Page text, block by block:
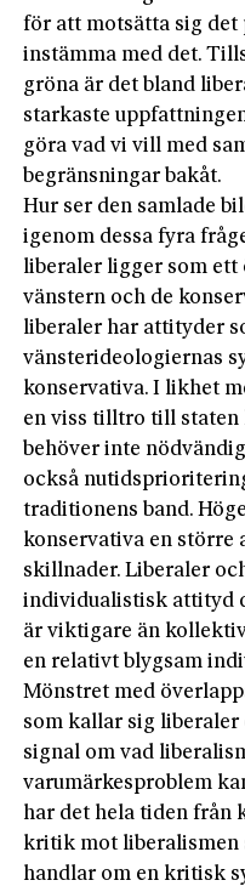
för att motsätta sig det
instämma med det.
gröna är det bland
starkaste
göra vad vi vill med
begränsningar bakåt.
Hur ser den samlade
igenom dessa fyra
liberaler ligger som ett
vänstern och de
liberaler har attityder
vänsterideologiernas
konservativa. I likhet
en viss tilltro till staten
behöver inte
också
traditionens band.
konservativa en större
skillnader. Liberaler
individualistisk attityd
är viktigare än
en relativt blygsam
Mönstret med
som kallar sig liberaler
signal om vad
varumärkesproblem
har det hela tiden från
kritik mot liberalismen
handlar om en kritisk